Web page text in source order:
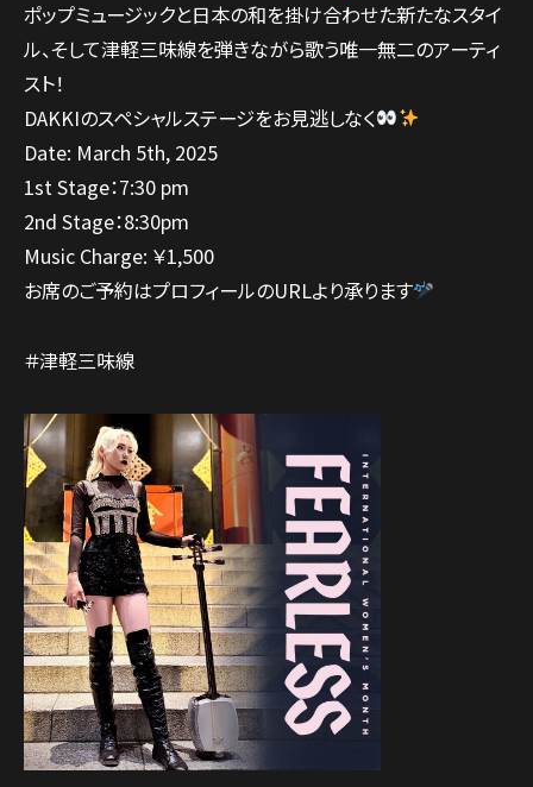
ポップミュージックと日本の和を掛け合わせた新たなスタイ
ル、そして津軽三味線を弾きながら歌う唯一無二のアーティ
スト！
DAKKIのスペシャルステージをお見逃しなく
Date: March 5th, 2025
1st Stage：7:30 pm
2nd Stage：8:30pm
Music Charge: ￥1,500
お席のご予約はプロフィールのURLより承ります
＃津軽三味線